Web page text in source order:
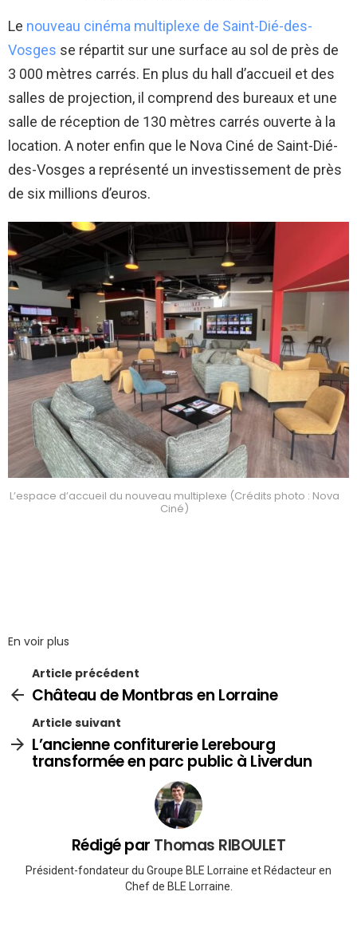
Le nouveau cinéma multiplexe de Saint-Dié-des-
Vosges se répartit sur une surface au sol de près de
3 000 mètres carrés. En plus du hall d’accueil et des
salles de projection, il comprend des bureaux et une
salle de réception de 130 mètres carrés ouverte à la
location. A noter enfin que le Nova Ciné de Saint-Dié-
des-Vosges a représenté un investissement de près
de six millions d’euros.
L’espace d’accueil du nouveau multiplexe (Crédits photo : Nova
Ciné)
En voir plus
Article précédent
Château de Montbras en Lorraine
Article suivant
L’ancienne confiturerie Lerebourg
transformée en parc public à Liverdun
Rédigé par Thomas RIBOULET
Président-fondateur du Groupe BLE Lorraine et Rédacteur en
Chef de BLE Lorraine.